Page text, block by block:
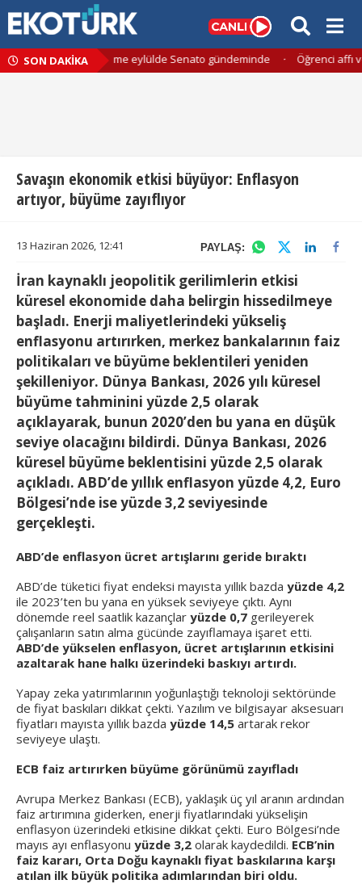
SON DAKİKA
için kapsamlı düzenleme eylülde Senato gündeminde Öğrenci affı
Savaşın ekonomik etkisi büyüyor: Enflasyon
artıyor, büyüme zayıflıyor
13 Haziran 2026, 12:41 PAYLAŞ:
İran kaynaklı jeopolitik gerilimlerin etkisi
küresel ekonomide daha belirgin hissedilmeye
başladı. Enerji maliyetlerindeki yükseliş
enflasyonu artırırken, merkez bankalarının faiz
politikaları ve büyüme beklentileri yeniden
şekilleniyor. Dünya Bankası, 2026 yılı küresel
büyüme tahminini yüzde 2,5 olarak
açıklayarak, bunun 2020’den bu yana en düşük
seviye olacağını bildirdi. Dünya Bankası, 2026
küresel büyüme beklentisini yüzde 2,5 olarak
açıkladı. ABD’de yıllık enflasyon yüzde 4,2, Euro
Bölgesi’nde iseyüzde 3,2 seviyesinde
gerçekleşti.
ABD’de enflasyon ücret artışlarını geride bıraktı
ABD’de tüketici fiyat endeksi mayısta yıllık bazda yüzde 4,2
ile 2023’ten bu yana en yüksek seviyeye çıktı. Aynı
dönemde reel saatlik kazançlar yüzde 0,7 gerileyerek
çalışanların satın alma gücünde zayıflamaya işaret etti.
ABD’de yükselen enflasyon, ücret artışlarının etkisini
azaltarak hane halkı üzerindeki baskıyı artırdı.
Yapay zeka yatırımlarının yoğunlaştığı teknoloji sektöründe
de fiyat baskıları dikkat çekti. Yazılım ve bilgisayar aksesuarı
fiyatları mayısta yıllık bazda yüzde 14,5 artarak rekor
seviyeye ulaştı.
ECB faiz artırırken büyüme görünümü zayıfladı
Avrupa Merkez Bankası (ECB), yaklaşık üç yıl aranın ardından
faiz artırımına giderken, enerji fiyatlarındaki yükselişin
enflasyon üzerindeki etkisine dikkat çekti. Euro Bölgesi’nde
mayıs ayı enflasyonu yüzde 3,2 olarak kaydedildi. ECB’nin
faiz kararı, Orta Doğu kaynaklı fiyat baskılarına karşı
atılan ilk büyük politika adımlarından biri oldu.